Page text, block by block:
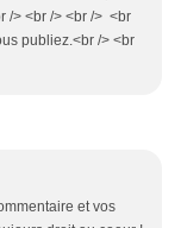
/> <br /> <br /> <br
publiez.<br /> <br
et vos